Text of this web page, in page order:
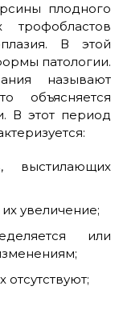
плодного
В этой
патологии.
называют
объясняется
В этот период
выстилающих
увеличение;
или